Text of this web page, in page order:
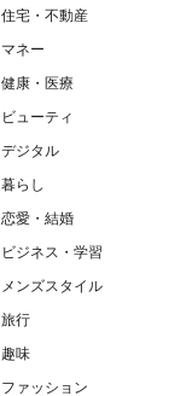
住宅・不動産
マネー
健康・医療
ビューティ
デジタル
暮らし
恋愛・結婚
ビジネス・学習
メンズスタイル
旅行
趣味
ファッション